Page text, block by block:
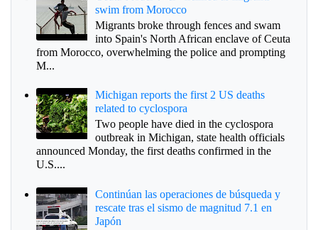
swim from Morocco
Migrants broke through fences and swam
into Spain's North African enclave of Ceuta
from Morocco, overwhelming the police and prompting
M...
Michigan reports the first 2 US deaths
related to cyclospora
Two people have died in the cyclospora
outbreak in Michigan, state health officials
announced Monday, the first deaths confirmed in the
U.S....
Continúan las operaciones de búsqueda y
rescate tras el sismo de magnitud 7.1 en
Japón